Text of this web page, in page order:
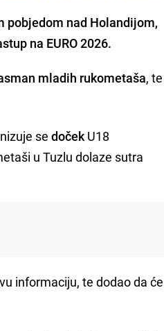
pobjedom nad Holandijom,
na EURO 2026.
mladih rukometaša, te
sedoček U18
u Tuzlu dolaze sutra
informaciju, te dodao da će